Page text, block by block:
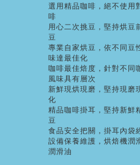
選用精品咖啡，絕不使用
啡
用心二次挑豆，堅持烘豆
豆
專業自家烘豆，依不同豆
味達最佳化
咖啡最佳焙度，針對不同
風味具有層次
新鮮現烘現磨，堅持現磨
化
精品咖啡掛耳，堅持新鮮
豆
食品安全把關，掛耳內袋
設備保養維護，烘焙機潤
潤滑油